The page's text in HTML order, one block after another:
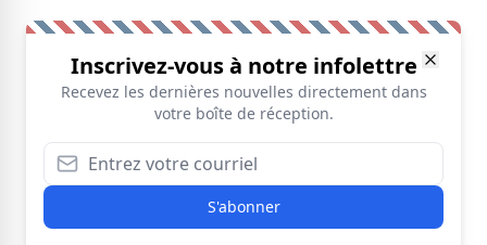
Inscrivez-vous à notre infolettre
Recevez les dernières nouvelles directement dans
votre boîte de réception.
S'abonner